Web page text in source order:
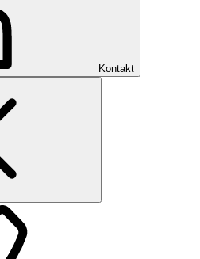
Kontakt